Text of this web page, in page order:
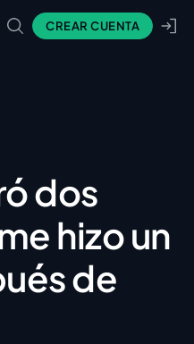
CREAR CUENTA
dos
hizo un
de